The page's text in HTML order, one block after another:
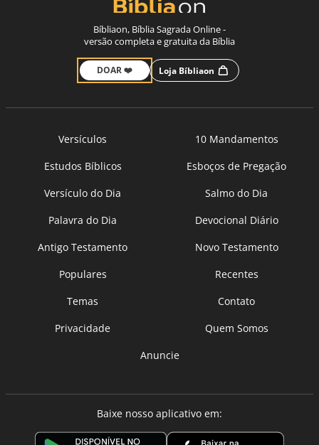
Bíbliaon, Bíblia Sagrada Online -
versão completa e gratuita da Bíblia
DOAR ❤️ Loja Bíbliaon
Versículos
10 Mandamentos
Estudos Bíblicos
Esboços de Pregação
Versículo do Dia
Salmo do Dia
Palavra do Dia
Devocional Diário
Antigo Testamento
Novo Testamento
Populares
Recentes
Temas
Contato
Privacidade
Quem Somos
Anuncie
Baixe nosso aplicativo em: